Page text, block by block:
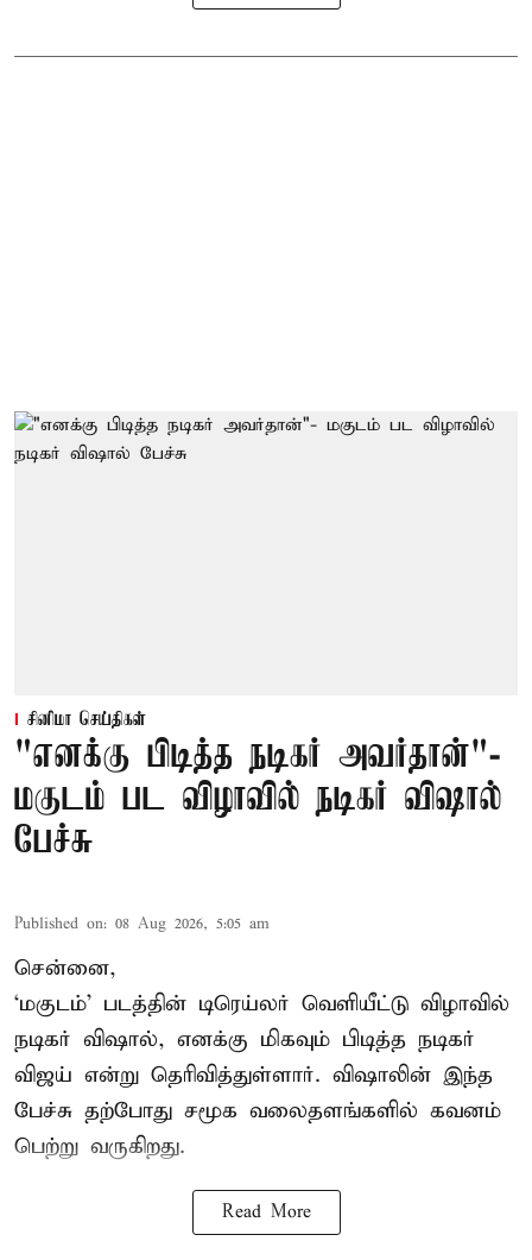
சினிமா செய்திகள்
"எனக்கு பிடித்த நடிகர் அவர்தான்"-
மகுடம் பட விழாவில் நடிகர் விஷால்
பேச்சு
Published on: 08 Aug 2026, 5:05 am
சென்னை,
‘மகுடம்’ படத்தின் டிரெய்லர் வெளியீட்டு விழாவில்
நடிகர் விஷால், எனக்கு மிகவும் பிடித்த நடிகர்
விஜய் என்று தெரிவித்துள்ளார். விஷாலின் இந்த
பேச்சு தற்போது சமூக வலைதளங்களில் கவனம்
பெற்று வருகிறது.
Read More